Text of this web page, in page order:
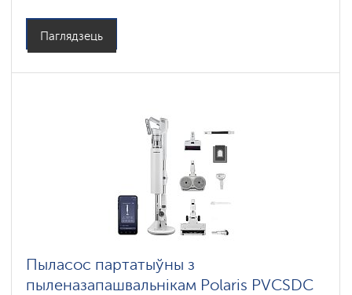
Паглядзець
Пыласос партатыўны з
пыленазапашвальнікам Polaris PVCSDC